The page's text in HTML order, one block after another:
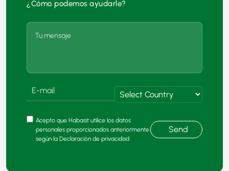
¿Cómo podemos ayudarle?
Acepto que Habasit utilice los datos
personales proporcionados anteriormente
según la Declaración de privacidad
Send